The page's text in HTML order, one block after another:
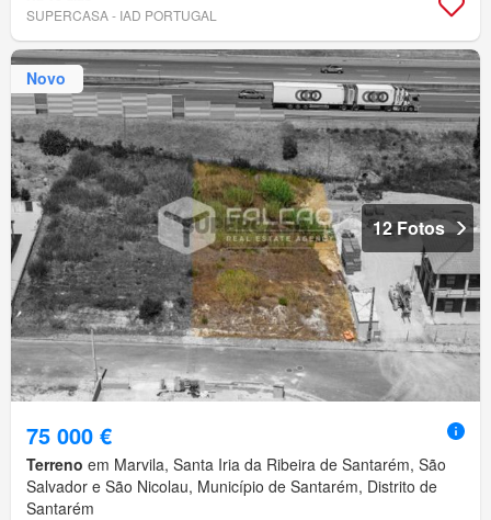
SUPERCASA - IAD PORTUGAL
Novo
12 Fotos
75 000 €
Terreno em Marvila, Santa Iria da Ribeira de Santarém, São
Salvador e São Nicolau, Município de Santarém, Distrito de
Santarém